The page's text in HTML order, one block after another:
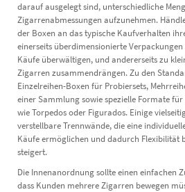
darauf ausgelegt sind, unterschiedliche
Zigarrenabmessungen aufzunehmen.
der Boxen an das typische Kaufverhalten
einerseits überdimensionierte
Käufe überwältigen, und andererseits zu
Zigarren zusammendrängen. Zu den
Einzelreihen-Boxen für Probiersets,
einer Sammlung sowie spezielle Formate
wie Torpedos oder Figurados. Einige
verstellbare Trennwände, die eine
Käufe ermöglichen und dadurch Flexibilität
steigert.
Die Innenanordnung sollte einen einfachen
dass Kunden mehrere Zigarren bewegen